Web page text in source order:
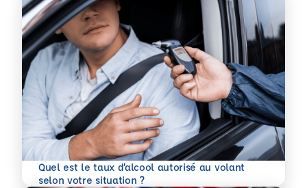
Quel est le taux d’alcool autorisé au volant
selon votre situation ?
En savoir plus